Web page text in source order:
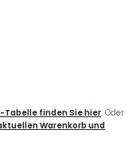
finden Sie hier. Oder
Warenkorb und